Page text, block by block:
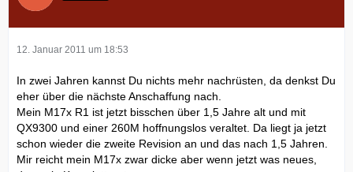
12. Januar 2011 um 18:53
In zwei Jahren kannst Du nichts mehr nachrüsten, da denkst Du
eher über die nächste Anschaffung nach.
Mein M17x R1 ist jetzt bisschen über 1,5 Jahre alt und mit
QX9300 und einer 260M hoffnungslos veraltet. Da liegt ja jetzt
schon wieder die zweite Revision an und das nach 1,5 Jahren.
Mir reicht mein M17x zwar dicke aber wenn jetzt was neues,